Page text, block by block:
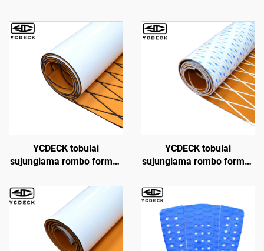
YCDECK tobulai
sujungiama rombo formos
plokštė kajakui,
prikabintam automobiliui,
jachtai, baseinui, ratukų
drožlėms, skimboardui,
laiptams
YCDECK tobulai
sujungiama rombo formos
danga 6 mm storio,
neįslystančios jūrinės
grindys su stipriu 3M
savikliu klijavimu